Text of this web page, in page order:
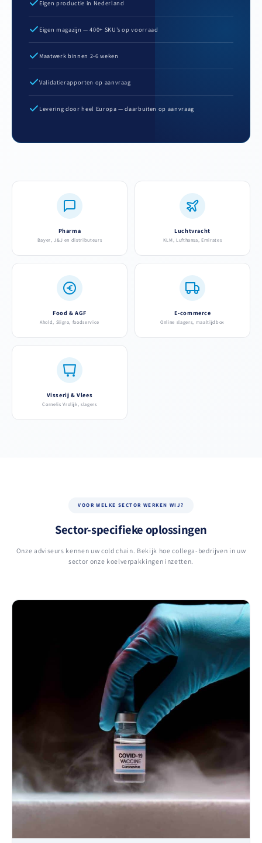
Eigen productie in Nederland
Eigen magazijn — 400+ SKU's op voorraad
Maatwerk binnen 2-6 weken
Validatierapporten op aanvraag
Levering door heel Europa — daarbuiten op aanvraag
Pharma
Bayer, J&J en distributeurs
Luchtvracht
KLM, Lufthansa, Emirates
Food & AGF
Ahold, Sligro, foodservice
E-commerce
Online slagers, maaltijdbox
Visserij & Vlees
Cornelis Vrolijk, slagers
VOOR WELKE SECTOR WERKEN WIJ?
Sector-specifieke oplossingen
Onze adviseurs kennen uw cold chain. Bekijk hoe collega-bedrijven in uw
sector onze koelverpakkingen inzetten.